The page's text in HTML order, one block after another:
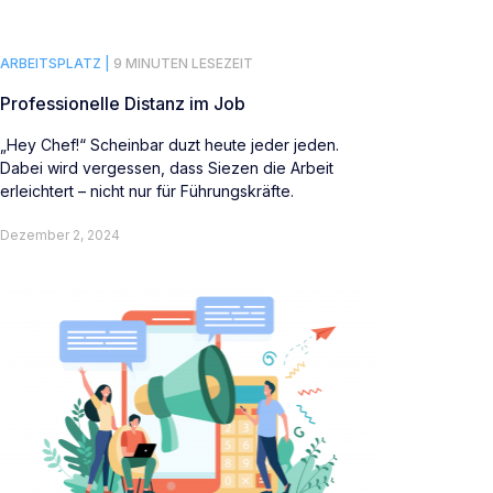
ARBEITSPLATZ | 9 MINUTEN LESEZEIT
Professionelle Distanz im Job
„Hey Chef!“ Scheinbar duzt heute jeder jeden.
Dabei wird vergessen, dass Siezen die Arbeit
erleichtert – nicht nur für Führungskräfte.
Dezember 2, 2024